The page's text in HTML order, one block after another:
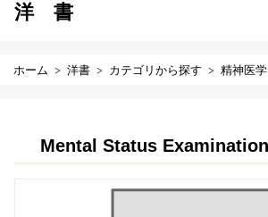
洋書
ホーム 洋書 カテゴリから探す 精神医学
Mental Status